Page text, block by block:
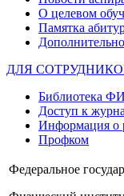
О целевом
Памятка
ДЛЯ
Библиотека
Доступ к
Информация о
Профком
Федеральное